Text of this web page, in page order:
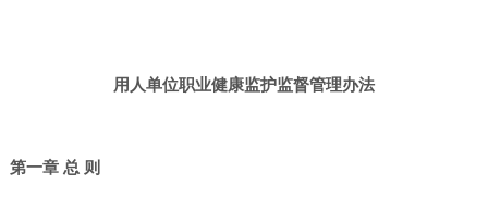
用人单位职业健康监护监督管理办法
第一章 总 则